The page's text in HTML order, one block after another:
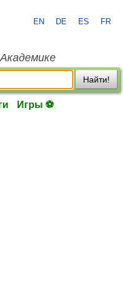
EN DE ES FR
Найти!
Игры ⚽